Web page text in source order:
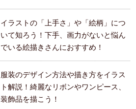
イラストの「上手さ」や「絵柄」につ
いて知ろう！下手、画力がないと悩ん
でいる絵描きさんにおすすめ！
服装のデザイン方法や描き方をイラス
ト解説！綺麗なリボンやワンピース、
装飾品を描こう！